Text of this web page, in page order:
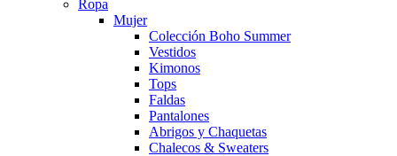
Ropa
Mujer
Colección Boho Summer
Vestidos
Kimonos
Tops
Faldas
Pantalones
Abrigos y Chaquetas
Chalecos & Sweaters